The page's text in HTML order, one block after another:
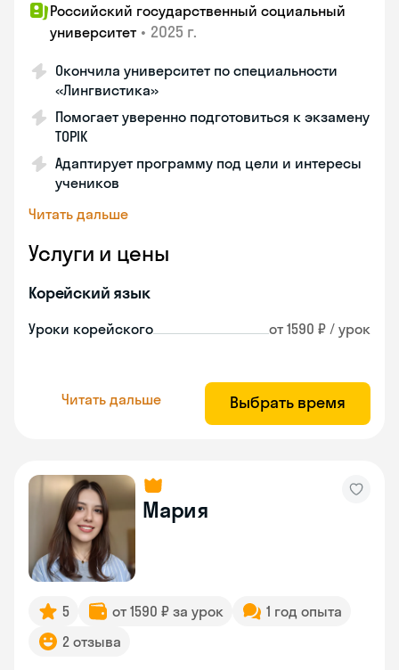
Российский государственный социальный
университет • 2025 г.
Окончила университет по специальности
«Лингвистика»
Помогает уверенно подготовиться к экзамену
TOPIK
Адаптирует программу под цели и интересы
учеников
Читать дальше
Услуги и цены
Корейский язык
Уроки корейского от 1590 ₽ / урок
Читать дальше Выбрать время
Мария
5 от 1590 ₽ за урок
1 год опыта
2 отзыва